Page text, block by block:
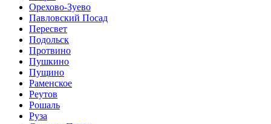
Орехово-Зуево
Павловский Посад
Пересвет
Подольск
Протвино
Пушкино
Пущино
Раменское
Реутов
Рошаль
Руза